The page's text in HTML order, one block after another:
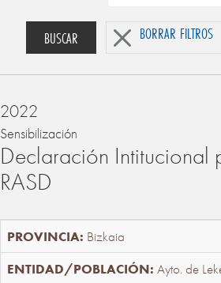
BUSCAR BORRAR FILTROS
2022
Sensibilización
Declaración
RASD
Bizkaia
Ayto. de